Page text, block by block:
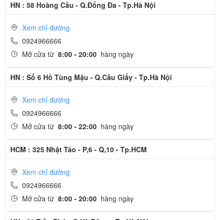
Thay pin iPhone 8 có mất chống nước không?
Apple đã trang bị cho iPhone 8 tính năng chống nước giúp hạn chế
HN : 58 Hoàng Cầu - Q.Đống Đa - Tp.Hà Nội
Xem chỉ đường
0924966666
Mở cửa từ 8:00 - 20:00 hàng ngày
HN : Số 6 Hồ Tùng Mậu - Q.Cầu Giấy - Tp.Hà Nội
Xem chỉ đường
0924966666
Mở cửa từ 8:00 - 22:00 hàng ngày
HCM : 325 Nhật Tảo - P,6 - Q,10 - Tp.HCM
Xem chỉ đường
0924966666
Mở cửa từ 8:00 - 20:00 hàng ngày